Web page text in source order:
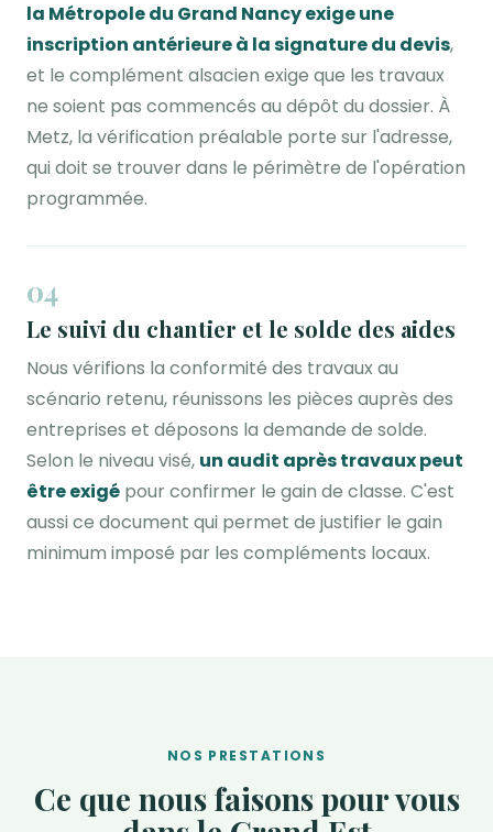
la Métropole du Grand Nancy exige une
inscription antérieure à la signature du devis,
et le complément alsacien exige que les travaux
ne soient pas commencés au dépôt du dossier. À
Metz, la vérification préalable porte sur l'adresse,
qui doit se trouver dans le périmètre de l'opération
programmée.
04
Le suivi du chantier et le solde des aides
Nous vérifions la conformité des travaux au
scénario retenu, réunissons les pièces auprès des
entreprises et déposons la demande de solde.
Selon le niveau visé, un audit après travaux peut
être exigé pour confirmer le gain de classe. C'est
aussi ce document qui permet de justifier le gain
minimum imposé par les compléments locaux.
NOS PRESTATIONS
Ce que nous faisons pour vous